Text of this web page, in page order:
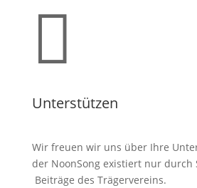

Unterstützen
Wir freuen wir uns über Ihre
der NoonSong existiert nur durch
Beiträge des Trägervereins.